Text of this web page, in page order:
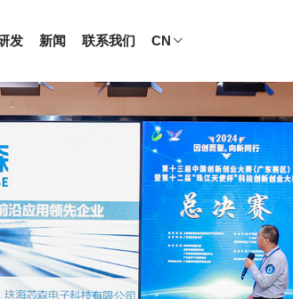
发 新闻 联系我们 CN